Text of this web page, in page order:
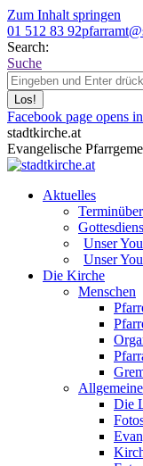
Zum Inhalt springen
01 512 83 92
Search:
Suche
Facebook page opens
stadtkirche.at
Evangelische
Aktuelles
Unser
Unser
Die Kirche
Menschen
Die